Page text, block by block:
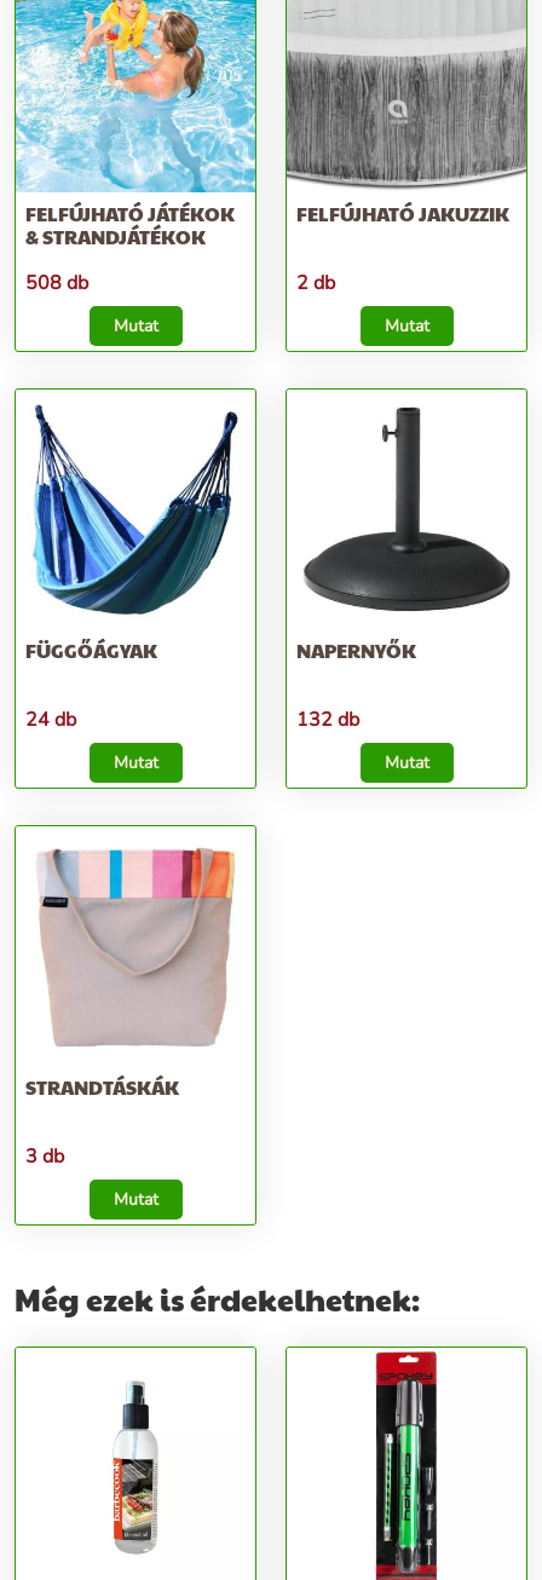
FELFÚJHATÓ JÁTÉKOK
& STRANDJÁTÉKOK
508 db
Mutat
FELFÚJHATÓ JAKUZZIK
2 db
Mutat
FÜGGŐÁGYAK
24 db
Mutat
NAPERNYŐK
132 db
Mutat
STRANDTÁSKÁK
3 db
Mutat
Még ezek is érdekelhetnek: